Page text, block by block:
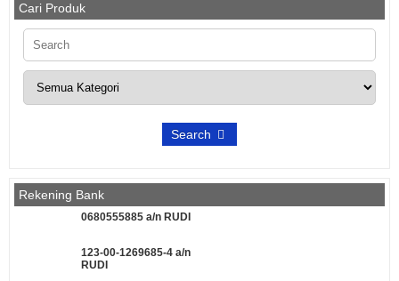
Cari Produk
Search
Rekening Bank
0680555885 a/n RUDI
123-00-1269685-4 a/n
RUDI